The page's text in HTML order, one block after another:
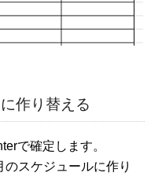
作り替える
で確定します。
スケジュールに作り